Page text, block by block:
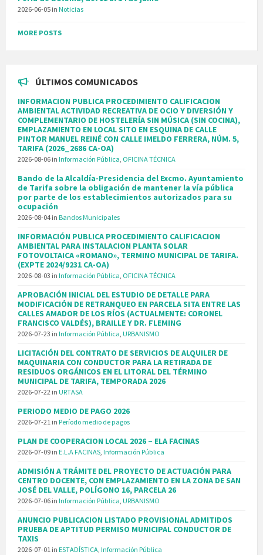
2026-06-05 in Noticias
MORE POSTS
ÚLTIMOS COMUNICADOS
INFORMACION PUBLICA PROCEDIMIENTO CALIFICACION
AMBIENTAL ACTIVIDAD RECREATIVA DE OCIO Y DIVERSIÓN Y
COMPLEMENTARIO DE HOSTELERÍA SIN MÚSICA (SIN COCINA),
EMPLAZAMIENTO EN LOCAL SITO EN ESQUINA DE CALLE
PINTOR MANUEL REINÉ CON CALLE IMELDO FERRERA, NÚM. 5,
TARIFA (2026_2686 CA-OA)
2026-08-06 in Información Pública, OFICINA TÉCNICA
Bando de la Alcaldía-Presidencia del Excmo. Ayuntamiento
de Tarifa sobre la obligación de mantener la vía pública
por parte de los establecimientos autorizados para su
ocupación
2026-08-04 in Bandos Municipales
INFORMACIÓN PUBLICA PROCEDIMIENTO CALIFICACION
AMBIENTAL PARA INSTALACION PLANTA SOLAR
FOTOVOLTAICA «ROMANO», TERMINO MUNICIPAL DE TARIFA.
(EXPTE 2024/9231 CA-OA)
2026-08-03 in Información Pública, OFICINA TÉCNICA
APROBACIÓN INICIAL DEL ESTUDIO DE DETALLE PARA
MODIFICACIÓN DE RETRANQUEO EN PARCELA SITA ENTRE LAS
CALLES AMADOR DE LOS RÍOS (ACTUALMENTE: CORONEL
FRANCISCO VALDÉS), BRAILLE Y DR. FLEMING
2026-07-23 in Información Pública, URBANISMO
LICITACIÓN DEL CONTRATO DE SERVICIOS DE ALQUILER DE
MAQUINARIA CON CONDUCTOR PARA LA RETIRADA DE
RESIDUOS ORGÁNICOS EN EL LITORAL DEL TÉRMINO
MUNICIPAL DE TARIFA, TEMPORADA 2026
2026-07-22 in URTASA
PERIODO MEDIO DE PAGO 2026
2026-07-21 in Período medio de pagos
PLAN DE COOPERACION LOCAL 2026 – ELA FACINAS
2026-07-09 in E.L.A FACINAS, Información Pública
ADMISIÓN A TRÁMITE DEL PROYECTO DE ACTUACIÓN PARA
CENTRO DOCENTE, CON EMPLAZAMIENTO EN LA ZONA DE SAN
JOSÉ DEL VALLE, POLÍGONO 16, PARCELA 26
2026-07-06 in Información Pública, URBANISMO
ANUNCIO PUBLICACION LISTADO PROVISIONAL ADMITIDOS
PRUEBA DE APTITUD PERMISO MUNICIPAL CONDUCTOR DE
TAXIS
2026-07-01 in ESTADÍSTICA, Información Pública